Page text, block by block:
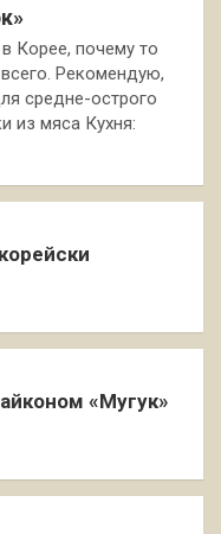
Корее, почему то
Рекомендую,
средне-острого
из мяса Кухня:
«Мугук»